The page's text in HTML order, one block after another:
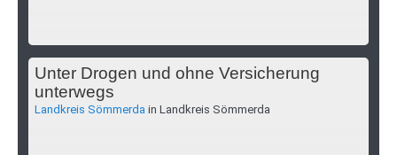
Unter Drogen und ohne Versicherung
unterwegs
Landkreis Sömmerda in Landkreis Sömmerda